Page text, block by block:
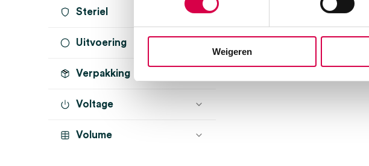
Weigeren
Steriel
steriel (1)
Uitvoering
Verpakking
Voltage
Volume